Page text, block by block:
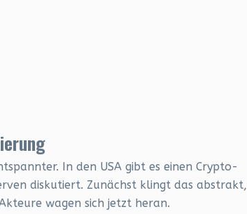
In den USA gibt es einen Crypto-
diskutiert. Zunächst klingt das abstrakt,
wagen sich jetzt heran.